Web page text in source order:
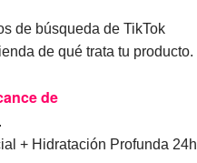
de búsqueda de TikTok
de qué trata tu producto.
de
+ Hidratación Profunda 24h